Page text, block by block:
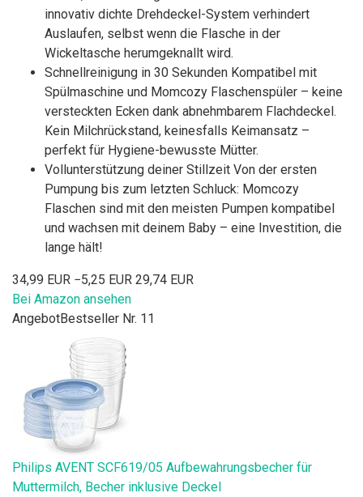
innovativ dichte Drehdeckel-System verhindert
Auslaufen, selbst wenn die Flasche in der
Wickeltasche herumgeknallt wird.
Schnellreinigung in 30 Sekunden Kompatibel mit
Spülmaschine und Momcozy Flaschenspüler – keine
versteckten Ecken dank abnehmbarem Flachdeckel.
Kein Milchrückstand, keinesfalls Keimansatz –
perfekt für Hygiene-bewusste Mütter.
Vollunterstützung deiner Stillzeit Von der ersten
Pumpung bis zum letzten Schluck: Momcozy
Flaschen sind mit den meisten Pumpen kompatibel
und wachsen mit deinem Baby – eine Investition, die
lange hält!
34,99 EUR −5,25 EUR 29,74 EUR
Bei Amazon ansehen
AngebotBestseller Nr. 11
Philips AVENT SCF619/05 Aufbewahrungsbecher für
Muttermilch, Becher inklusive Deckel